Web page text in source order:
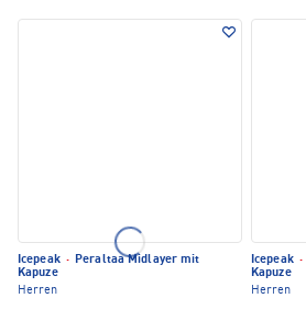
Icepeak · Peraltaa Midlayer mit
Kapuze
Herren
Icepeak ·
Kapuze
Herren